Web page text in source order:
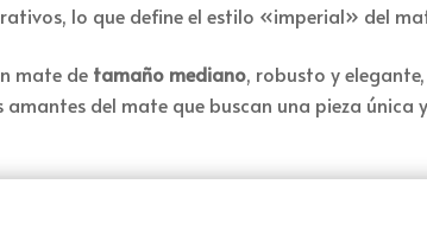
lo que define el estilo «imperial» del
mate de tamaño mediano, robusto y
amantes del mate que buscan una pieza